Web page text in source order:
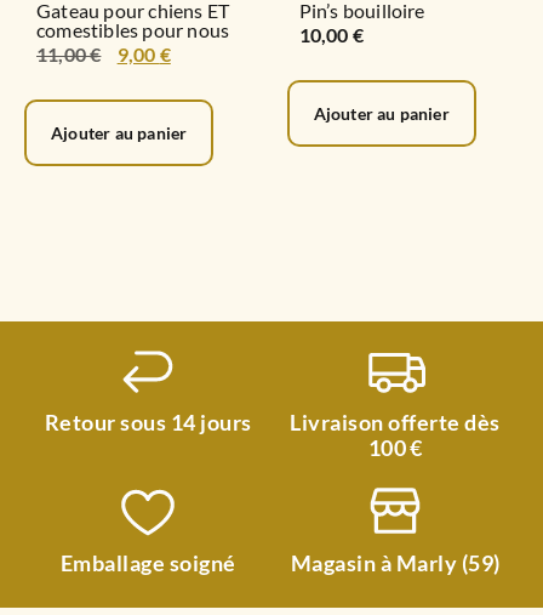
Gateau pour chiens ET
comestibles pour nous
11,00€ 9,00 €
Ajouter au panier
Pin’s bouilloire
10,00 €
Ajouter au panier
Retour sous 14 jours
Livraison offerte dès
100 €
Emballage soigné Magasin à Marly (59)